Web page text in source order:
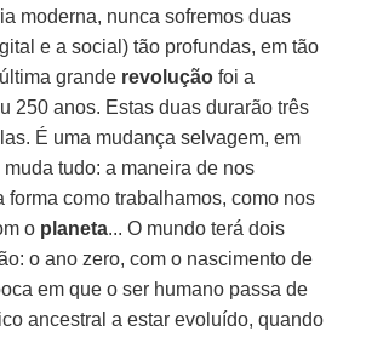
moderna, nunca sofremos duas
e a social) tão profundas, em tão
grande revolução foi a
250 anos. Estas duas durarão três
É uma mudança selvagem, em
tudo: a maneira de nos
forma como trabalhamos, como nos
o planeta... O mundo terá dois
o ano zero, com o nascimento de
em que o ser humano passa de
ancestral a estar evoluído, quando